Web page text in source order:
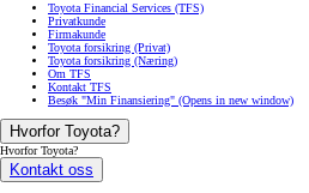
Toyota Financial Services (TFS)
Privatkunde
Firmakunde
Toyota forsikring (Privat)
Toyota forsikring (Næring)
Om TFS
Kontakt TFS
Besøk "Min Finansiering" (Opens in new window)
Hvorfor Toyota?
Hvorfor Toyota?
Kontakt oss